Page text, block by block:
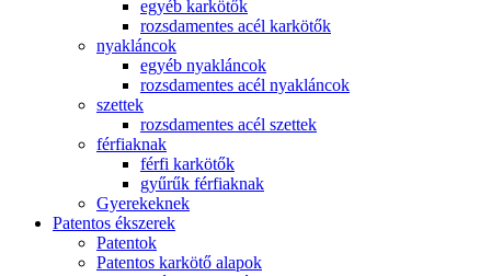
egyéb karkötők
rozsdamentes acél karkötők
nyakláncok
egyéb nyakláncok
rozsdamentes acél nyakláncok
szettek
rozsdamentes acél szettek
férfiaknak
férfi karkötők
gyűrűk férfiaknak
Gyerekeknek
Patentos ékszerek
Patentok
Patentos karkötő alapok